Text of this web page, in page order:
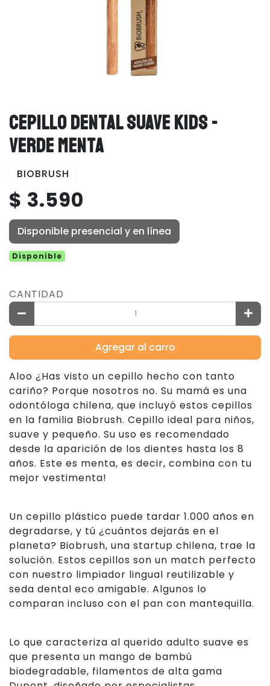
CEPILLO DENTAL SUAVE KIDS -
VERDE MENTA
BIOBRUSH
$ 3.590
Disponible presencial y en línea
Disponible
CANTIDAD
Agregar al carro
Aloo ¿Has visto un cepillo hecho con tanto
cariño? Porque nosotros no. Su mamá es una
odontóloga chilena, que incluyó estos cepillos
en la familia Biobrush. Cepillo ideal para niños,
suave y pequeño. Su uso es recomendado
desde la aparición de los dientes hasta los 8
años. Este es menta, es decir, combina con tu
mejor vestimenta!
Un cepillo plástico puede tardar 1.000 años en
degradarse, y tú ¿cuántos dejarás en el
planeta? Biobrush, una startup chilena, trae la
solución. Estos cepillos son un match perfecto
con nuestro limpiador lingual reutilizable y
seda dental eco amigable. Algunos lo
comparan incluso con el pan con mantequilla.
Lo que caracteriza al querido adulto suave es
que presenta un mango de bambú
biodegradable, filamentos de alta gama